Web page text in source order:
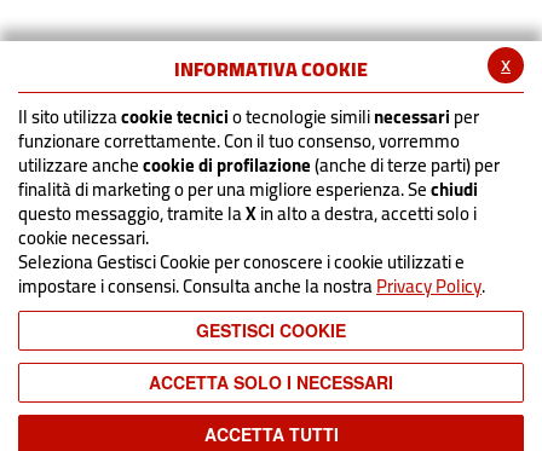
x
INFORMATIVA COOKIE
Il sito utilizzacookie tecnicio tecnologie similinecessariper
funzionare correttamente. Con il tuo consenso, vorremmo
utilizzare anchecookie di profilazione(anche di terze parti) per
finalità di marketing o per una migliore esperienza. Sechiudi
questo messaggio, tramite laXin alto a destra, accetti solo i
cookie necessari.
Seleziona Gestisci Cookie per conoscere i cookie utilizzati e
impostare i consensi. Consulta anche la nostraPrivacy Policy.
GESTISCI COOKIE
ACCETTA SOLO I NECESSARI
ACCETTA TUTTI